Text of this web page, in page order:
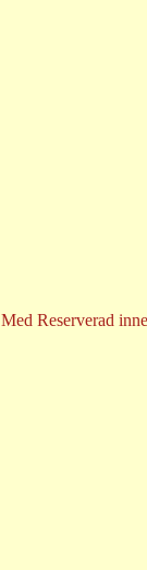
Med Reserverad